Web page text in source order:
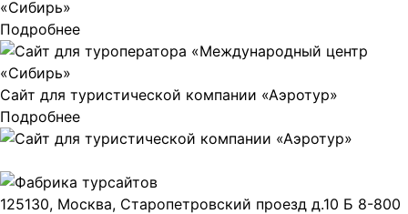
«Сибирь»
Подробнее
Сайт для туристической компании «Аэротур»
Подробнее
125130, Москва, Старопетровский проезд д.10 Б 8-800